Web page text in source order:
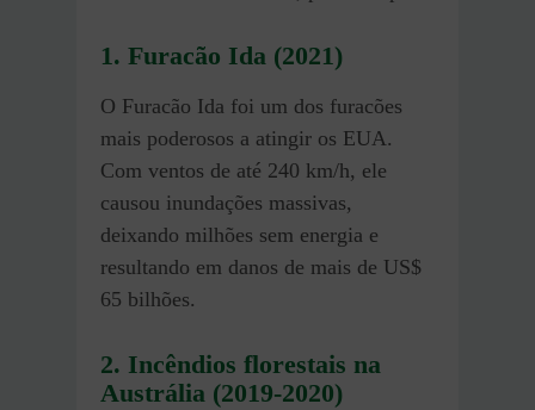
1. Furacão Ida (2021)
O Furacão Ida foi um dos furacões
mais poderosos a atingir os EUA.
Com ventos de até 240 km/h, ele
causou inundações massivas,
deixando milhões sem energia e
resultando em danos de mais de US$
65 bilhões.
2. Incêndios florestais na
Austrália (2019-2020)